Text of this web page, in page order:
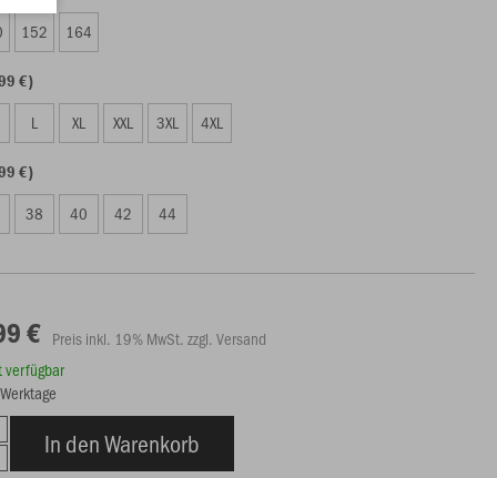
152 164
€)
L XL XXL 3XL 4XL
€)
38 40 42 44
€ Preis inkl. 19% MwSt. zzgl. Versand
verfügbar
In den Warenkorb